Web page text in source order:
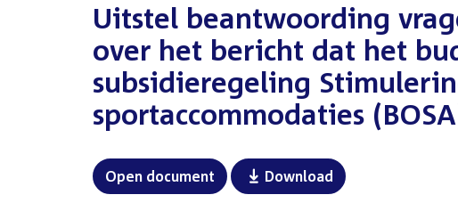
:Uitstel beantwoording
over het bericht dat het
subsidieregeling
sportaccommodaties
Open document Download